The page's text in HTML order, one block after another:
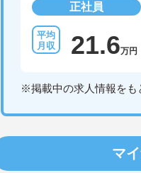
正社員
21.6万円
※掲載中の求人情報をも
マ